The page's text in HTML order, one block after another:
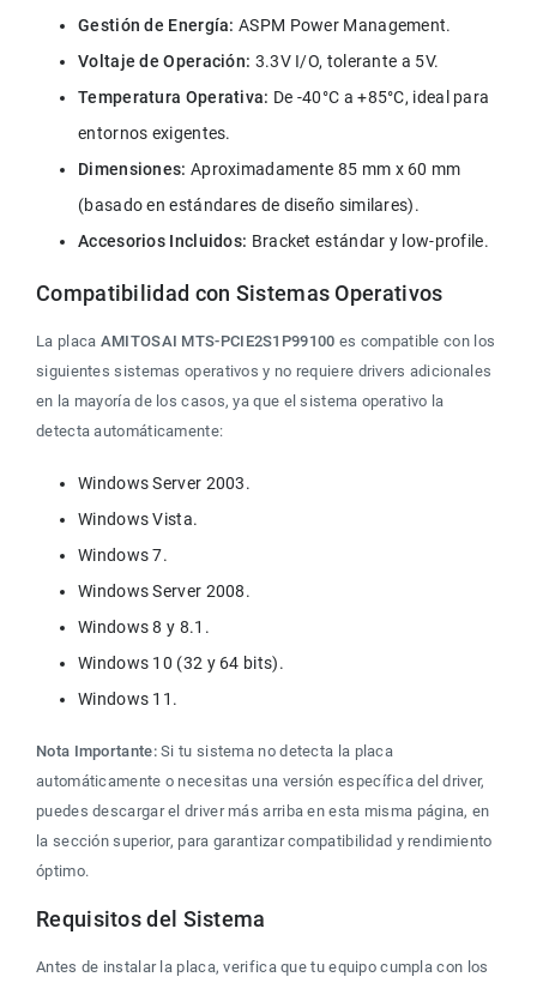
Gestión de Energía: ASPM Power Management.
Voltaje de Operación: 3.3V I/O, tolerante a 5V.
Temperatura Operativa: De -40°C a +85°C, ideal para
entornos exigentes.
Dimensiones: Aproximadamente 85 mm x 60 mm
(basado en estándares de diseño similares).
Accesorios Incluidos: Bracket estándar y low-profile.
Compatibilidad con Sistemas Operativos
La placa AMITOSAI MTS-PCIE2S1P99100 es compatible con los
siguientes sistemas operativos y no requiere drivers adicionales
en la mayoría de los casos, ya que el sistema operativo la
detecta automáticamente:
Windows Server 2003.
Windows Vista.
Windows 7.
Windows Server 2008.
Windows 8 y 8.1.
Windows 10 (32 y 64 bits).
Windows 11.
Nota Importante: Si tu sistema no detecta la placa
automáticamente o necesitas una versión específica del driver,
puedes descargar el driver más arriba en esta misma página, en
la sección superior, para garantizar compatibilidad y rendimiento
óptimo.
Requisitos del Sistema
Antes de instalar la placa, verifica que tu equipo cumpla con los